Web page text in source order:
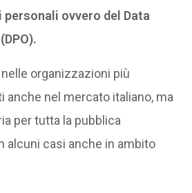
ovvero del Data
organizzazioni più
nel mercato italiano, ma
per tutta la pubblica
alcuni casi anche in ambito